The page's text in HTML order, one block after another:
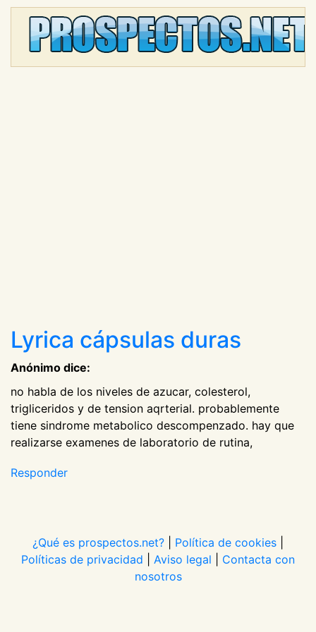
Lyrica cápsulas duras
Anónimo dice:
no habla de los niveles de azucar, colesterol,
trigliceridos y de tension aqrterial. probablemente
tiene sindrome metabolico descompenzado. hay que
realizarse examenes de laboratorio de rutina,
Responder
¿Qué es prospectos.net? Política de cookies
Políticas de privacidad
Aviso legal
Contacta con
nosotros